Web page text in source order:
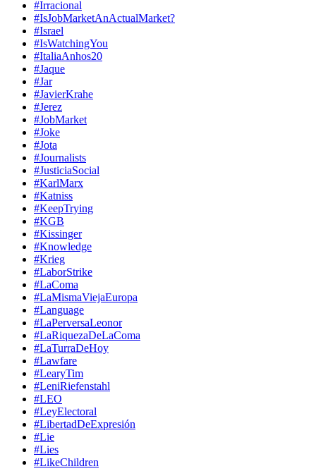
#Irracional
#IsJobMarketAnActualMarket?
#Israel
#IsWatchingYou
#ItaliaAnhos20
#Jaque
#Jar
#JavierKrahe
#Jerez
#JobMarket
#Joke
#Jota
#Journalists
#JusticiaSocial
#KarlMarx
#Katniss
#KeepTrying
#KGB
#Kissinger
#Knowledge
#Krieg
#LaborStrike
#LaComa
#LaMismaViejaEuropa
#Language
#LaPerversaLeonor
#LaRiquezaDeLaComa
#LaTurraDeHoy
#Lawfare
#LearyTim
#LeniRiefenstahl
#LEO
#LeyElectoral
#LibertadDeExpresión
#Lie
#Lies
#LikeChildren